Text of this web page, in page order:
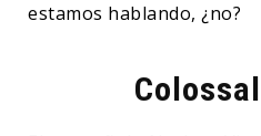
estamos hablando, ¿no?